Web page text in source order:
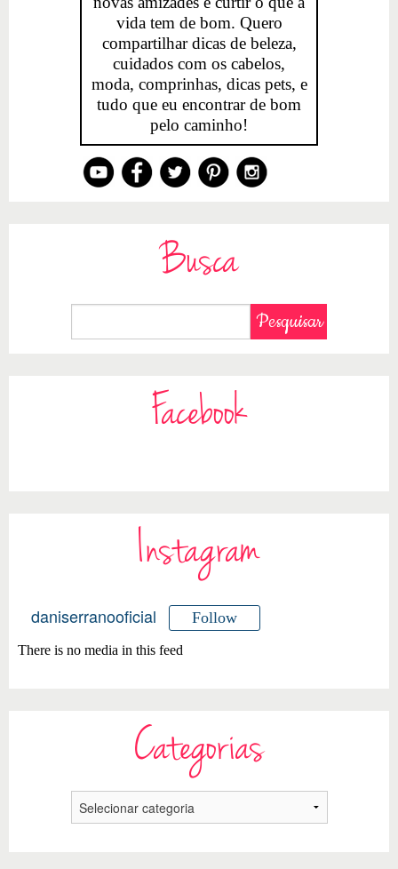
vida tem de bom. Quero
compartilhar dicas de beleza,
cuidados com os cabelos,
moda, comprinhas, dicas pets, e
tudo que eu encontrar de bom
pelo caminho!
Busca
Facebook
Instagram
daniserranooficial Follow
There is no media in this feed
Categorias